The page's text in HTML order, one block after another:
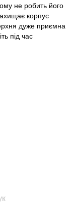
не робить його
корпус
дуже приємна
під час